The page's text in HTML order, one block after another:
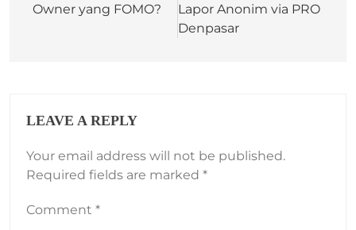
Owner yang FOMO?
Lapor Anonim via PRO
Denpasar
LEAVE A REPLY
Your email address will not be published.
Required fields are marked *
Comment *